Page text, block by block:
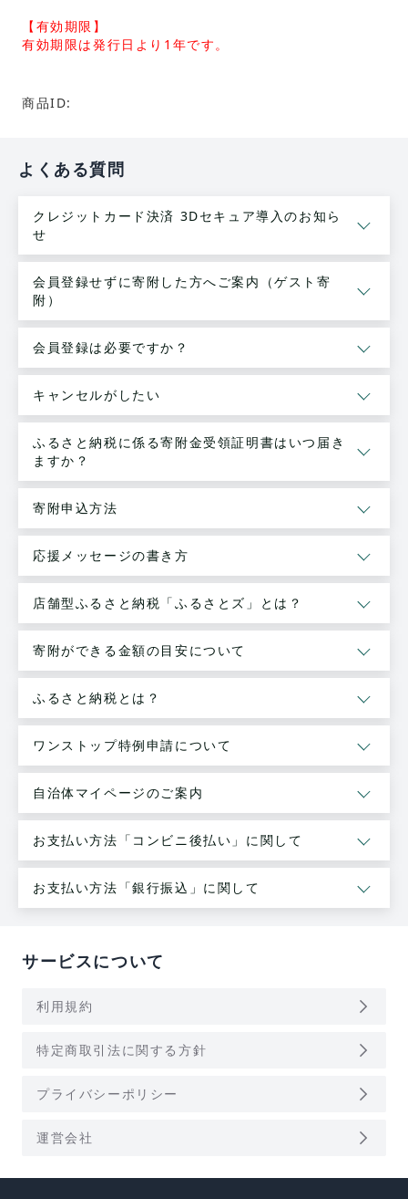
【有効期限】
有効期限は発行日より1年です。
商品ID:
よくある質問
クレジットカード決済 3Dセキュア導入のお知ら
せ
会員登録せずに寄附した方へご案内（ゲスト寄
附）
会員登録は必要ですか？
キャンセルがしたい
ふるさと納税に係る寄附金受領証明書はいつ届き
ますか？
寄附申込方法
応援メッセージの書き方
店舗型ふるさと納税「ふるさとズ」とは？
寄附ができる金額の目安について
ふるさと納税とは？
ワンストップ特例申請について
自治体マイページのご案内
お支払い方法「コンビニ後払い」に関して
お支払い方法「銀行振込」に関して
サービスについて
利用規約 arrow_forward_ios
特定商取引法に関する方針 arrow_forward_ios
プライバシーポリシー arrow_forward_ios
運営会社 arrow_forward_ios